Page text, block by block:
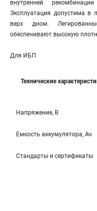
внутренней
Эксплуатация допустима в
верх дном.
обеспечивают высокую
Для ИБП
Технические
Напряжение, В
Емкость аккумулятора, Ач
Стандарты и сертификаты